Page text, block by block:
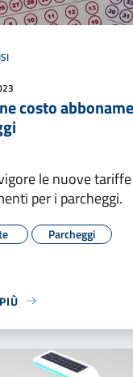
costo
le nuove
per i parcheggi.
Parcheggi